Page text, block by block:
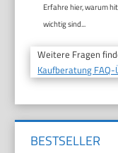
Erfahre hier, warum
wichtig sind...
Weitere Fragen
Kaufberatung
BESTSELLER